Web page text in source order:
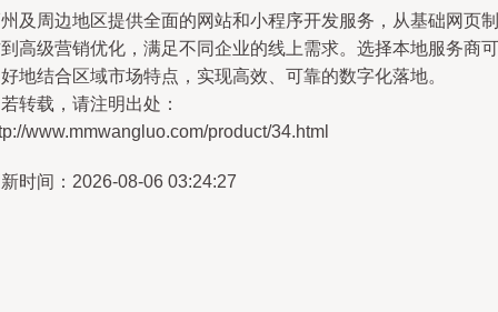
及周边地区提供全面的网站和小程序开发服务，从基础网页制
高级营销优化，满足不同企业的线上需求。选择本地服务商可
地结合区域市场特点，实现高效、可靠的数字化落地。
转载，请注明出处：
www.mmwangluo.com/product/34.html
时间：2026-08-06 03:24:27